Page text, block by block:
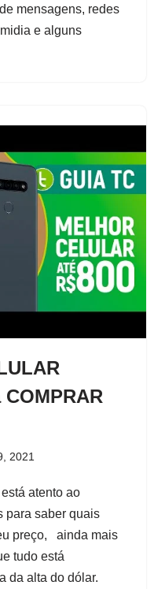
mensagens, redes
e alguns
2021
atento ao
para saber quais
preço, ainda mais
tudo está
da alta do dólar.